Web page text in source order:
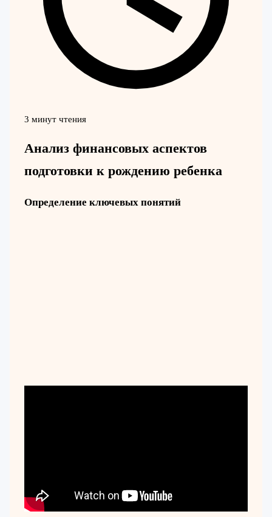
3 минут чтения
Анализ финансовых аспектов
подготовки к рождению ребенка
Определение ключевых понятий